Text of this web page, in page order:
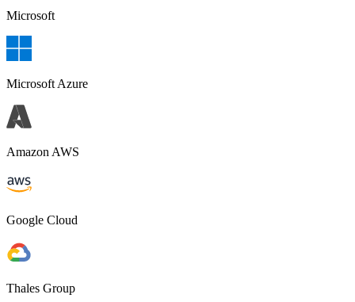
Microsoft
Microsoft Azure
Amazon AWS
Google Cloud
Thales Group